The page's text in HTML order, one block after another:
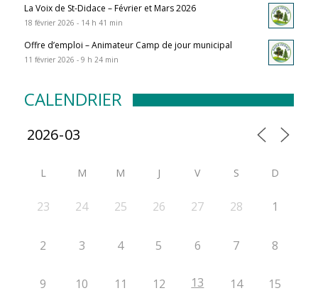
La Voix de St-Didace – Février et Mars 2026
18 février 2026 - 14 h 41 min
Offre d’emploi – Animateur Camp de jour municipal
11 février 2026 - 9 h 24 min
CALENDRIER
L M M J V S D
23 24 25 26 27 28 1
2 3 4 5 6 7 8
9 10 11 12 13 14 15